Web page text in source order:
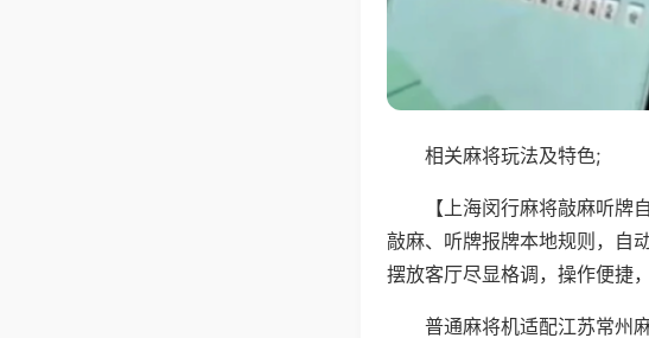
相关麻将玩法及特色;
【上海闵行麻将敲麻听
敲麻、听牌报牌本地规则，自
摆放客厅尽显格调，操作便捷
普通麻将机适配江苏常州